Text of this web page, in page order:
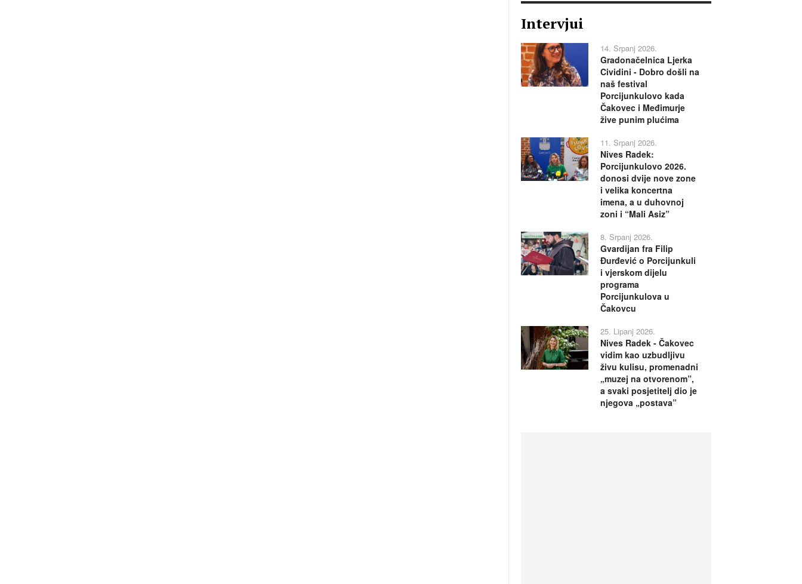
Intervjui
14. Srpanj 2026.
Gradonačelnica Ljerka
Cividini - Dobro došli na
naš festival
Porcijunkulovo kada
Čakovec i Međimurje
žive punim plućima
11. Srpanj 2026.
Nives Radek:
Porcijunkulovo 2026.
donosi dvije nove zone
i velika koncertna
imena, a u duhovnoj
zoni i “Mali Asiz”
8. Srpanj 2026.
Gvardijan fra Filip
Đurđević o Porcijunkuli
i vjerskom dijelu
programa
Porcijunkulova u
Čakovcu
25. Lipanj 2026.
Nives Radek - Čakovec
vidim kao uzbudljivu
živu kulisu, promenadni
„muzej na otvorenom”,
a svaki posjetitelj dio je
njegova „postava”